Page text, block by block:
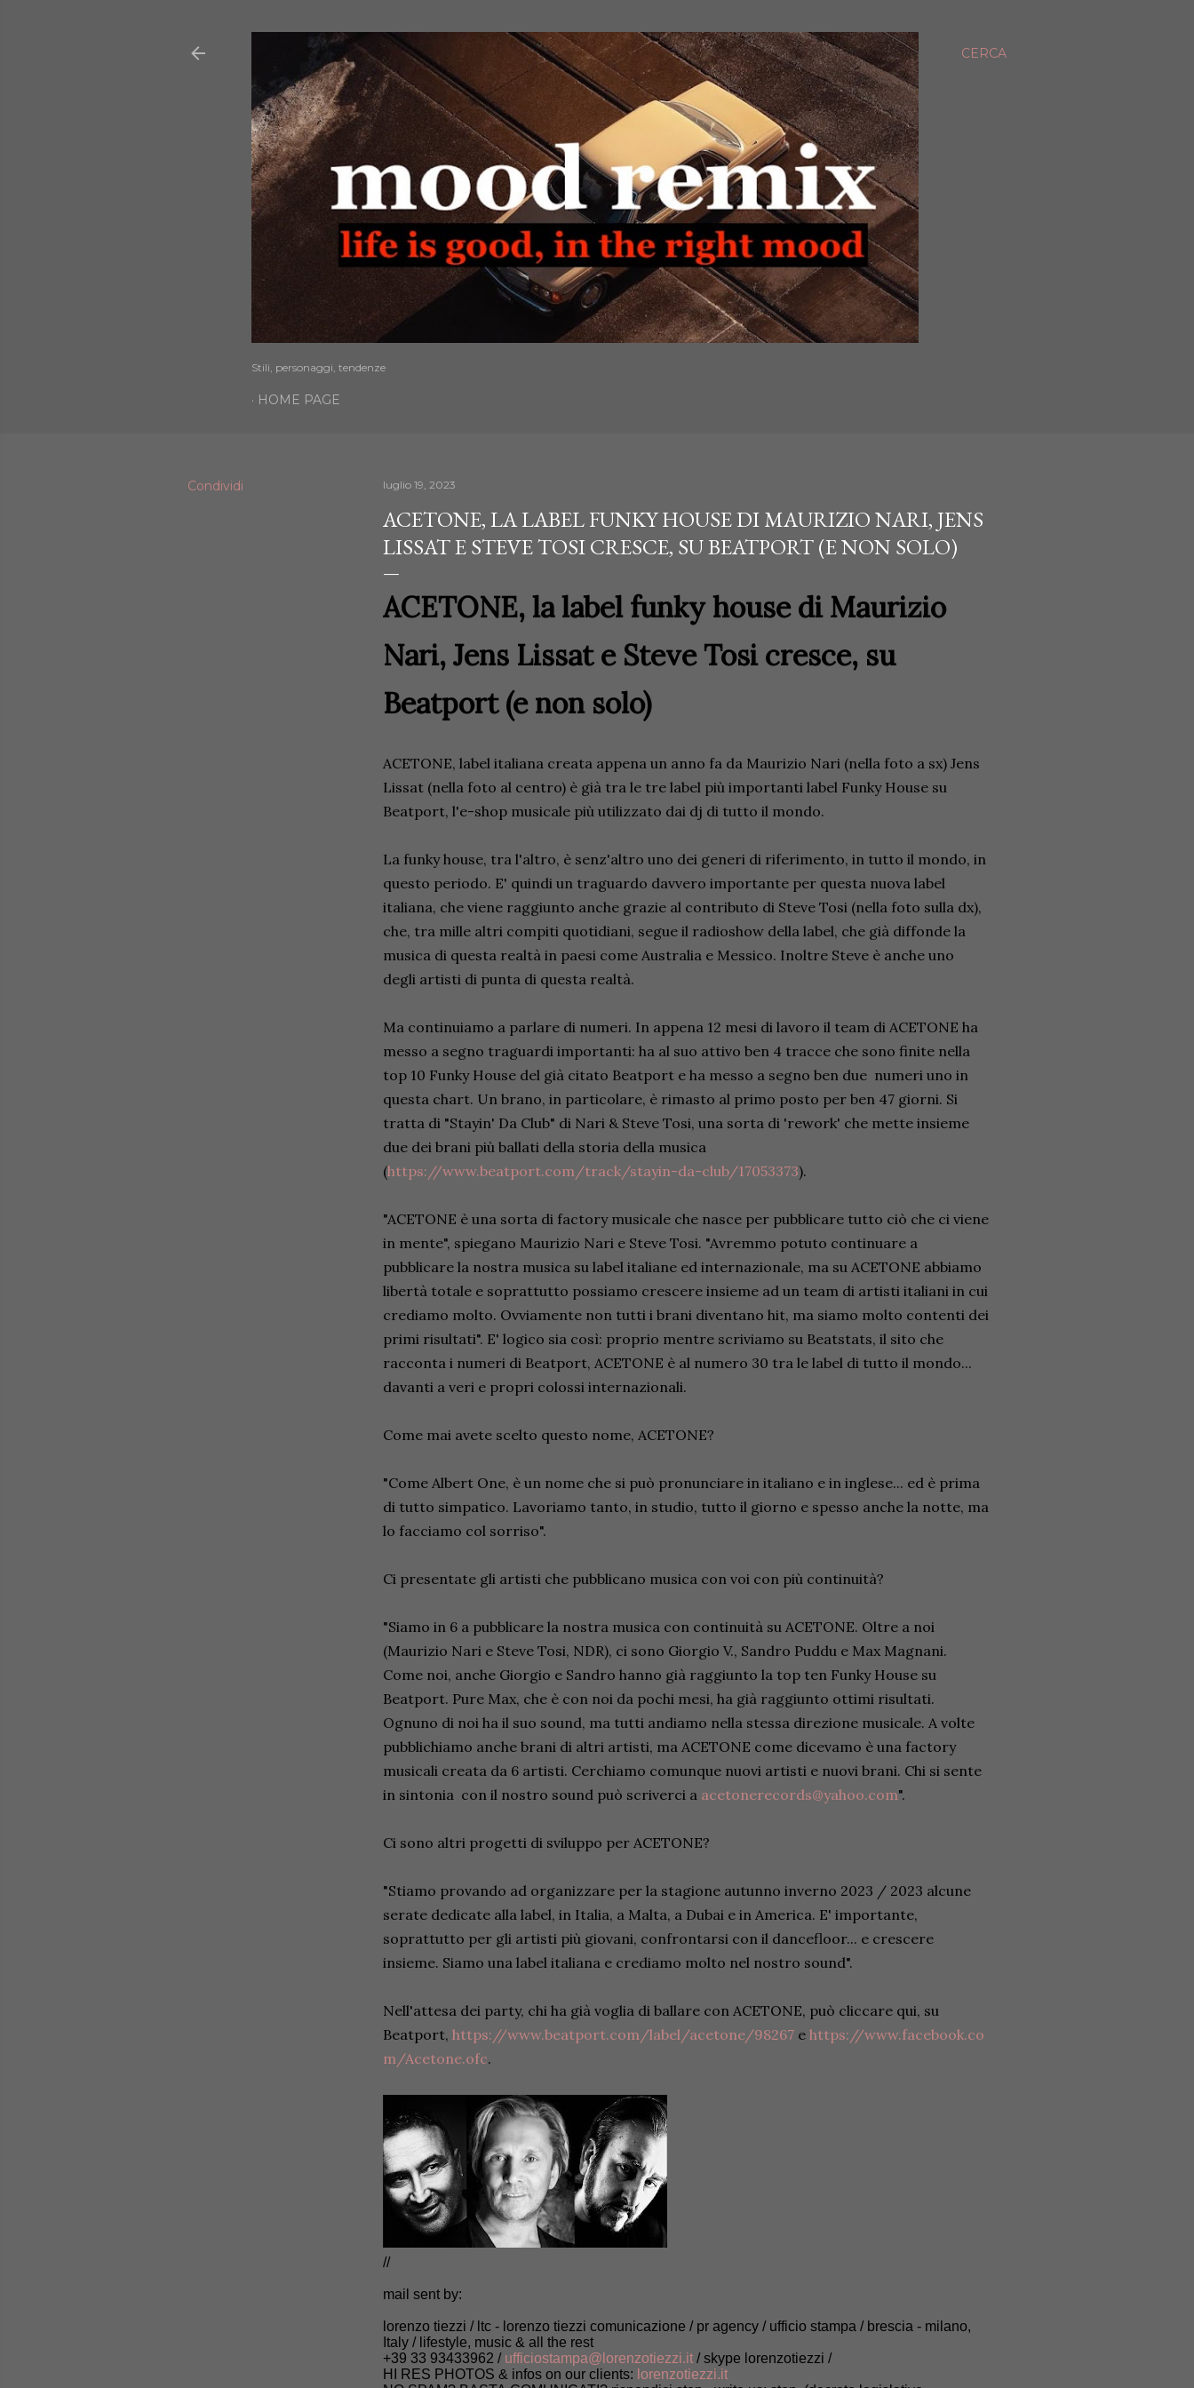
CERCA
Stili, personaggi, tendenze
HOME PAGE
Condividi luglio 19, 2023
ACETONE, LA LABEL FUNKY HOUSE DI MAURIZIO NARI, JENS
LISSAT E STEVE TOSI CRESCE, SU BEATPORT (E NON SOLO)
ACETONE, la label funky house di Maurizio
Nari, Jens Lissat e Steve Tosi cresce, su
Beatport (e non solo)
ACETONE, label italiana creata appena un anno fa da Maurizio Nari (nella foto a sx) Jens
Lissat (nella foto al centro) è già tra le tre label più importanti label Funky House su
Beatport, l'e-shop musicale più utilizzato dai dj di tutto il mondo.
La funky house, tra l'altro, è senz'altro uno dei generi di riferimento, in tutto il mondo, in
questo periodo. E' quindi un traguardo davvero importante per questa nuova label
italiana, che viene raggiunto anche grazie al contributo di Steve Tosi (nella foto sulla dx),
che, tra mille altri compiti quotidiani, segue il radioshow della label, che già diffonde la
musica di questa realtà in paesi come Australia e Messico. Inoltre Steve è anche uno
degli artisti di punta di questa realtà.
Ma continuiamo a parlare di numeri. In appena 12 mesi di lavoro il team di ACETONE ha
messo a segno traguardi importanti: ha al suo attivo ben 4 tracce che sono finite nella
top 10 Funky House del già citato Beatport e ha messo a segno ben due numeri uno in
questa chart. Un brano, in particolare, è rimasto al primo posto per ben 47 giorni. Si
tratta di "Stayin' Da Club" di Nari & Steve Tosi, una sorta di 'rework' che mette insieme
due dei brani più ballati della storia della musica
(https://www.beatport.com/track/stayin-da-club/17053373).
"ACETONE è una sorta di factory musicale che nasce per pubblicare tutto ciò che ci viene
in mente", spiegano Maurizio Nari e Steve Tosi. "Avremmo potuto continuare a
pubblicare la nostra musica su label italiane ed internazionale, ma su ACETONE abbiamo
libertà totale e soprattutto possiamo crescere insieme ad un team di artisti italiani in cui
crediamo molto. Ovviamente non tutti i brani diventano hit, ma siamo molto contenti dei
primi risultati". E' logico sia così: proprio mentre scriviamo su Beatstats, il sito che
racconta i numeri di Beatport, ACETONE è al numero 30 tra le label di tutto il mondo...
davanti a veri e propri colossi internazionali.
Come mai avete scelto questo nome, ACETONE?
"Come Albert One, è un nome che si può pronunciare in italiano e in inglese... ed è prima
di tutto simpatico. Lavoriamo tanto, in studio, tutto il giorno e spesso anche la notte, ma
lo facciamo col sorriso".
Ci presentate gli artisti che pubblicano musica con voi con più continuità?
"Siamo in 6 a pubblicare la nostra musica con continuità su ACETONE. Oltre a noi
(Maurizio Nari e Steve Tosi, NDR), ci sono Giorgio V., Sandro Puddu e Max Magnani.
Come noi, anche Giorgio e Sandro hanno già raggiunto la top ten Funky House su
Beatport. Pure Max, che è con noi da pochi mesi, ha già raggiunto ottimi risultati.
Ognuno di noi ha il suo sound, ma tutti andiamo nella stessa direzione musicale. A volte
pubblichiamo anche brani di altri artisti, ma ACETONE come dicevamo è una factory
musicali creata da 6 artisti. Cerchiamo comunque nuovi artisti e nuovi brani. Chi si sente
in sintonia con il nostro sound può scriverci a acetonerecords@yahoo.com".
Ci sono altri progetti di sviluppo per ACETONE?
"Stiamo provando ad organizzare per la stagione autunno inverno 2023 / 2023 alcune
serate dedicate alla label, in Italia, a Malta, a Dubai e in America. E' importante,
soprattutto per gli artisti più giovani, confrontarsi con il dancefloor... e crescere
insieme. Siamo una label italiana e crediamo molto nel nostro sound".
Nell'attesa dei party, chi ha già voglia di ballare con ACETONE, può cliccare qui, su
Beatport, https://www.beatport.com/label/acetone/98267 e https://www.facebook.co
m/Acetone.ofc.
//
mail sent by:
lorenzo tiezzi / ltc - lorenzo tiezzi comunicazione / pr agency / ufficio stampa / brescia - milano,
Italy / lifestyle, music & all the rest
+39 33 93433962 / ufficiostampa@lorenzotiezzi.it / skype lorenzotiezzi /
HI RES PHOTOS & infos on our clients: lorenzotiezzi.it